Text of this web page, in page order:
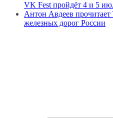
VK Fest пройдёт 4 и 5
Антон Авдеев
железных дорог России